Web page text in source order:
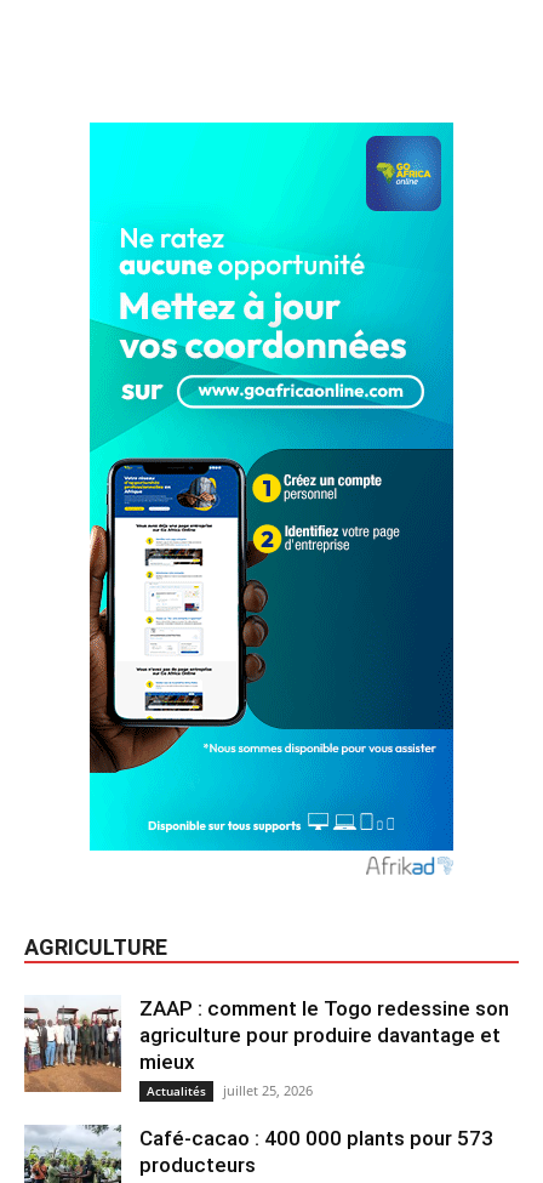
AGRICULTURE
ZAAP : comment le Togo redessine son
agriculture pour produire davantage et
mieux
Actualités juillet 25, 2026
Café-cacao : 400 000 plants pour 573
producteurs